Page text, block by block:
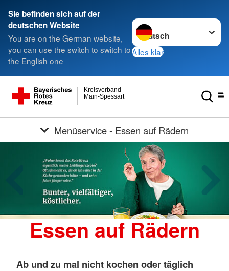
Sie befinden sich auf der
deutschen Website
You are on the German website,
you can use the switch to switch to
the English one
Sprache wechseln zu
Alles klar
Main-Spessart
Kreisverband
Menüservice - Essen auf Rädern
Essen auf Rädern
Ab und zu mal nicht kochen oder täglich